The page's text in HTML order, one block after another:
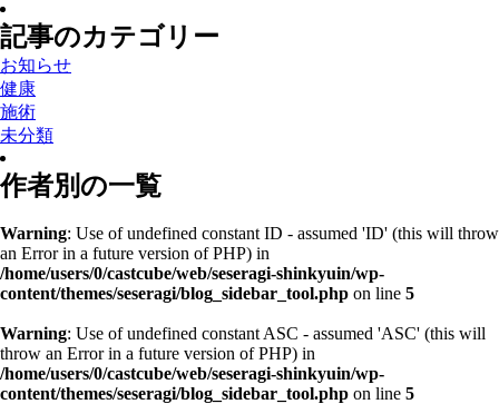
記事のカテゴリー
お知らせ
健康
施術
未分類
作者別の一覧
Warning: Use of undefined constant ID - assumed 'ID' (this will throw
an Error in a future version of PHP) in
/home/users/0/castcube/web/seseragi-shinkyuin/wp-
content/themes/seseragi/blog_sidebar_tool.php on line 5
Warning: Use of undefined constant ASC - assumed 'ASC' (this will
throw an Error in a future version of PHP) in
/home/users/0/castcube/web/seseragi-shinkyuin/wp-
content/themes/seseragi/blog_sidebar_tool.php on line 5